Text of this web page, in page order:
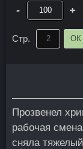
- +
Стр. ОК
Прозвенел
рабочая
сняла